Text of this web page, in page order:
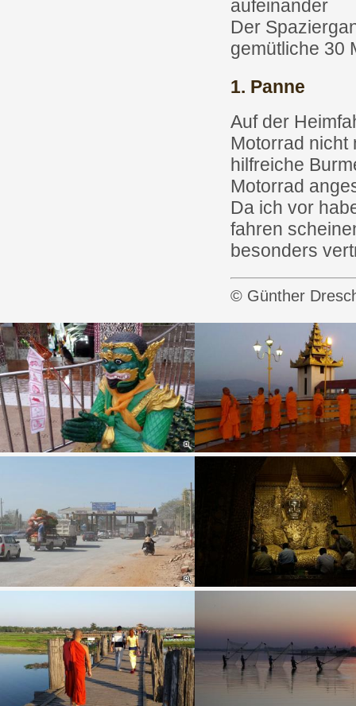
aufeinander
Der
gemütliche 30
1. Panne
Auf der
Motorrad nicht
hilfreiche
Motorrad
Da ich vor
fahren
besonders
© Günther